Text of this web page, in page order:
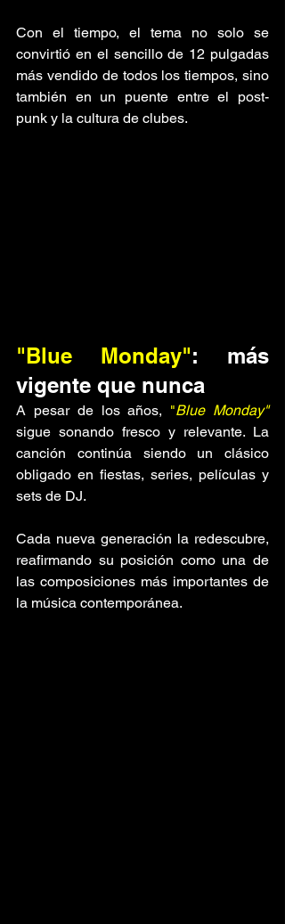
Con el tiempo, el tema no solo se
convirtió en el sencillo de 12 pulgadas
más vendido de todos los tiempos, sino
también en un puente entre el post-
punk y la cultura de clubes.
"Blue Monday": más
vigente que nunca
A pesar de los años, "
Blue Monday"
sigue sonando fresco y relevante. La
canción continúa siendo un clásico
obligado en fiestas, series, películas y
sets de DJ.
Cada nueva generación la redescubre,
reafirmando su posición como una de
las composiciones más importantes de
la música contemporánea.